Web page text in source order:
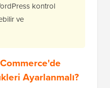
kontrol
ve
Ayarlanmalı?